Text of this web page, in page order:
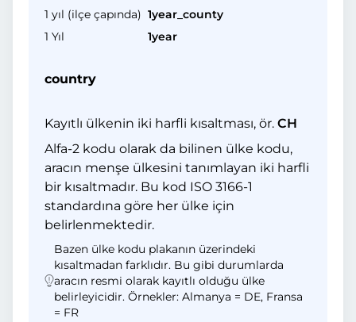
1 yıl (ilçe çapında) 1year_county
1 Yıl
1year
country
Kayıtlı ülkenin iki harfli kısaltması, ör. CH
Alfa-2 kodu olarak da bilinen ülke kodu,
aracın menşe ülkesini tanımlayan iki harfli
bir kısaltmadır. Bu kod ISO 3166-1
standardına göre her ülke için
belirlenmektedir.
Bazen ülke kodu plakanın üzerindeki
kısaltmadan farklıdır. Bu gibi durumlarda
aracın resmi olarak kayıtlı olduğu ülke
belirleyicidir. Örnekler: Almanya = DE, Fransa
= FR